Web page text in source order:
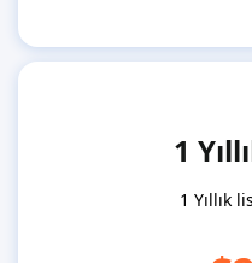
1
1 Yıllık